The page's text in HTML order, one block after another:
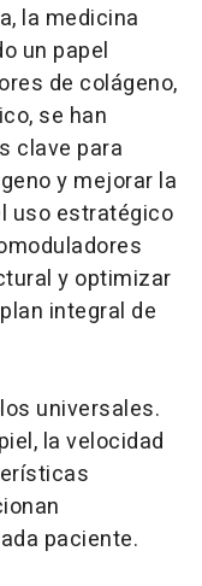
la medicina
un papel
de colágeno,
se han
clave para
y mejorar la
uso estratégico
y optimizar
integral de
universales.
la velocidad
paciente.